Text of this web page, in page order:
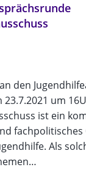
den
23.7.2021 um
ist ein
Als